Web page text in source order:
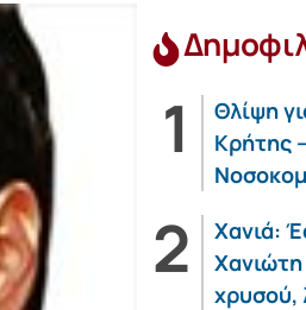
Θλίψη
Κρήτης
Χανιά:
χρυσού,